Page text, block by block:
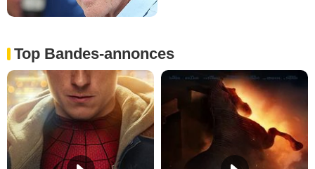
Top Bandes-annonces